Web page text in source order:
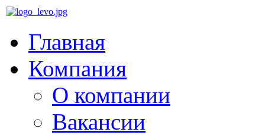
Главная
Компания
О компании
Вакансии